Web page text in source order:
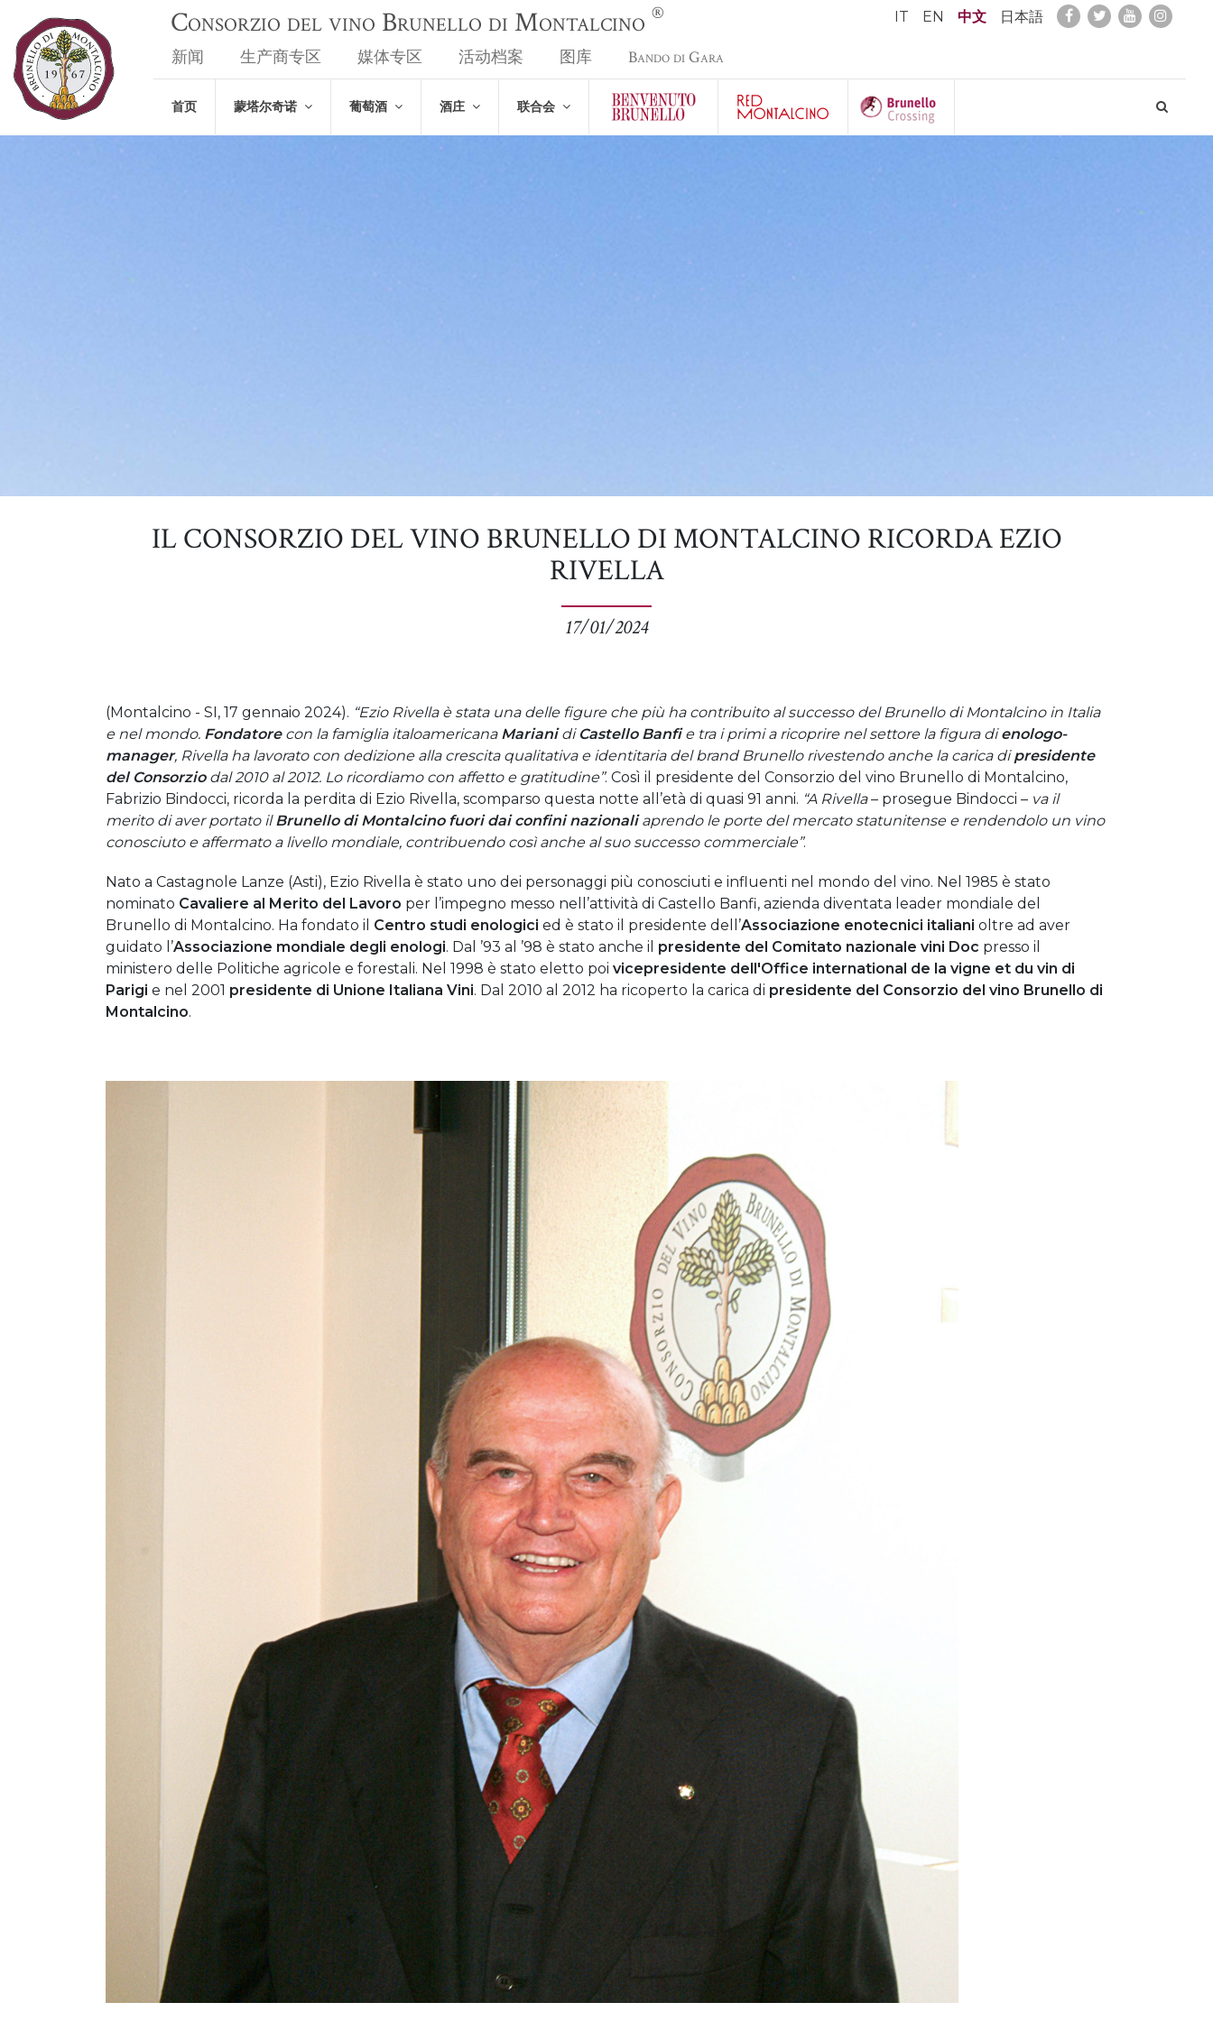
Consorzio del vino Brunello di Montalcino ® IT EN 中文 日本語
新闻 生产商专区 媒体专区 活动档案 图库 Bando di Gara
首页 蒙塔尔奇诺 葡萄酒 酒庄 联合会
IL CONSORZIO DEL VINO BRUNELLO DI MONTALCINO RICORDA EZIO
RIVELLA
17/01/2024
(Montalcino - SI, 17 gennaio 2024). “Ezio Rivella è stata una delle figure che più ha contribuito al successo del Brunello di Montalcino in Italia
e nel mondo. Fondatorecon la famiglia italoamericana Marianidi Castello Banfie tra i primi a ricoprire nel settore la figura dienologo-
manager, Rivella ha lavorato con dedizione alla crescita qualitativa e identitaria del brand Brunello rivestendo anche la carica dipresidente
del Consorziodal 2010 al 2012. Lo ricordiamo con affetto e gratitudine”. Così il presidente del Consorzio del vino Brunello di Montalcino,
Fabrizio Bindocci, ricorda la perdita di Ezio Rivella, scomparso questa notte all’età di quasi 91 anni. “A Rivella– prosegue Bindocci – va il
merito di aver portato ilBrunello di Montalcino fuori dai confini nazionaliaprendo le porte del mercato statunitense e rendendolo un vino
conosciuto e affermato a livello mondiale, contribuendo così anche al suo successo commerciale”.
Nato a Castagnole Lanze (Asti), Ezio Rivella è stato uno dei personaggi più conosciuti e influenti nel mondo del vino. Nel 1985 è stato
nominato Cavaliere al Merito del Lavoro per l’impegno messo nell’attività di Castello Banfi, azienda diventata leader mondiale del
Brunello di Montalcino. Ha fondato il Centro studi enologici ed è stato il presidente dell’Associazione enotecnici italiani oltre ad aver
guidato l’Associazione mondiale degli enologi. Dal ’93 al ’98 è stato anche il presidente del Comitato nazionale vini Doc presso il
ministero delle Politiche agricole e forestali. Nel 1998 è stato eletto poi vicepresidente dell'Office international de la vigne et du vin di
Parigi e nel 2001 presidente di Unione Italiana Vini. Dal 2010 al 2012 ha ricoperto la carica di presidente del Consorzio del vino Brunello di
Montalcino.